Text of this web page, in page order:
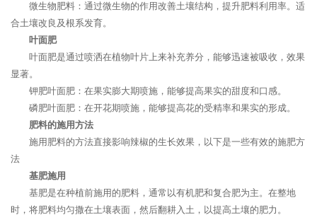
微生物肥料：通过微生物的作用改善土壤结构，提升肥料利用率。适
合土壤改良及根系发育。
叶面肥
叶面肥是通过喷洒在植物叶片上来补充养分，能够迅速被吸收，效果
显著。
钾肥叶面肥：在果实膨大期喷施，能够提高果实的甜度和口感。
磷肥叶面肥：在开花期喷施，能够提高花的受精率和果实的形成。
肥料的施用方法
施用肥料的方法直接影响辣椒的生长效果，以下是一些有效的施肥方
法
基肥施用
基肥是在种植前施用的肥料，通常以有机肥和复合肥为主。在整地
时，将肥料均匀撒在土壤表面，然后翻耕入土，以提高土壤的肥力。